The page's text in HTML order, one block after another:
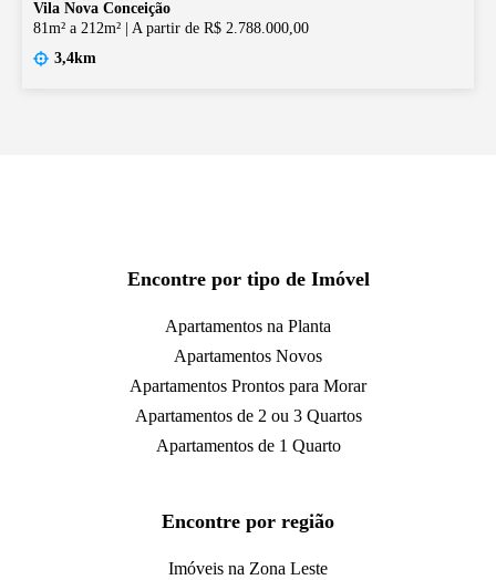
Vila Nova Conceição
81m² a 212m²
A partir de R$ 2.788.000,00
3,4km
Encontre por tipo de Imóvel
Apartamentos na Planta
Apartamentos Novos
Apartamentos Prontos para Morar
Apartamentos de 2 ou 3 Quartos
Apartamentos de 1 Quarto
Encontre por região
Imóveis na Zona Leste